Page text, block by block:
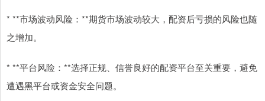
* **市场波动风险：**期货市场波动较大，配资后亏损的风险也随
之增加。
* **平台风险：**选择正规、信誉良好的配资平台至关重要，避免
遭遇黑平台或资金安全问题。